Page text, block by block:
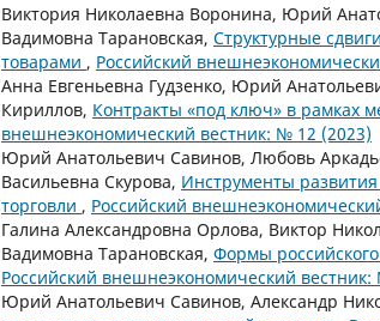
Виктория Николаевна Воронина, Юрий
Вадимовна Тарановская, Структурные
товарами , Российский
Анна Евгеньевна Гудзенко, Юрий
Кириллов, Контракты «под ключ» в рамках
внешнеэкономический вестник: № 12 (2023)
Юрий Анатольевич Савинов, Любовь
Васильевна Скурова, Инструменты
торговли , Российский
Галина Александровна Орлова, Виктор
Вадимовна Тарановская, Формы
Российский внешнеэкономический
Юрий Анатольевич Савинов, Александр